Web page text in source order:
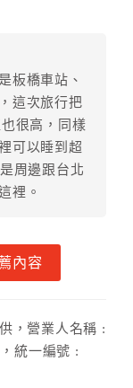
班上課”為判
誤後，可辦理
0%為作業手續
明
異動狀況，
板橋車站、
這次旅行把
很高，同樣
可以睡到超
周邊跟台北
裡。
內容
，營業人名稱 :
統一編號 :